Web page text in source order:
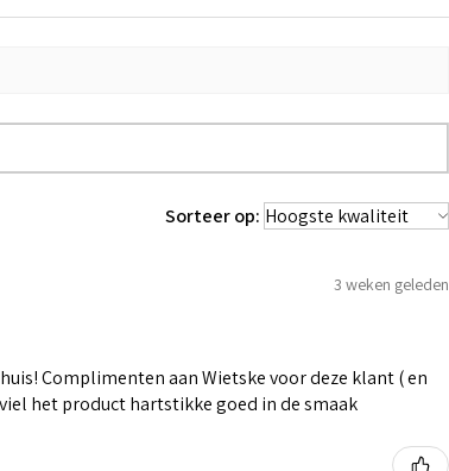
Sorteer op:
3 weken geleden
Complimenten aan Wietske voor deze klant ( en
het product hartstikke goed in de smaak